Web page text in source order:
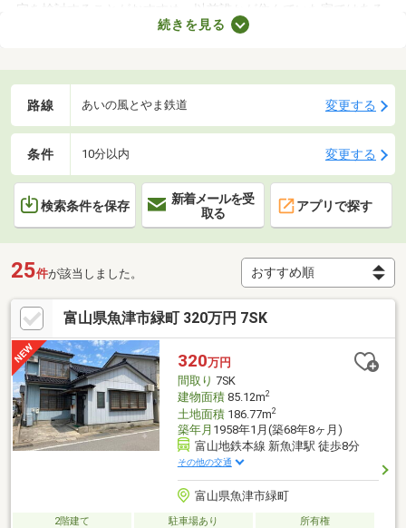
宅を検討することがおすすめ。以前誰かが住んでいた家ではある
ものの、費用を大幅に抑えられるメリットがあります。ここで
続きを見る
路線 あいの風とやま鉄道 変更する
条件 10分以内 変更する
検索条件を保存
新着メールを受
取る
アプリで探す
25件が該当しました。
富山県魚津市緑町 320万円 7SK
320万円
間取り 7SK
建物面積85.12m2
土地面積186.77m2
築年月 1958年1月(築68年8ヶ月)
富山地鉄本線 新魚津駅 徒歩8分
その他の交通
富山県魚津市緑町
2階建て 駐車場あり 所有権